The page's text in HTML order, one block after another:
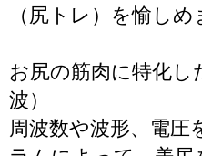
（尻トレ）を愉しめ
お尻の筋肉に特化し
波）
周波数や波形、電圧